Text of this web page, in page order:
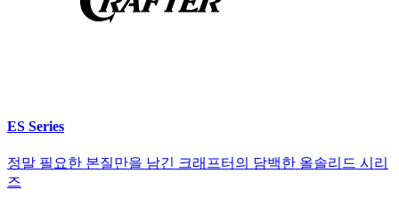
ES Series
정말 필요한 본질만을 남긴 크래프터의 담백한 올솔리드 시리
즈